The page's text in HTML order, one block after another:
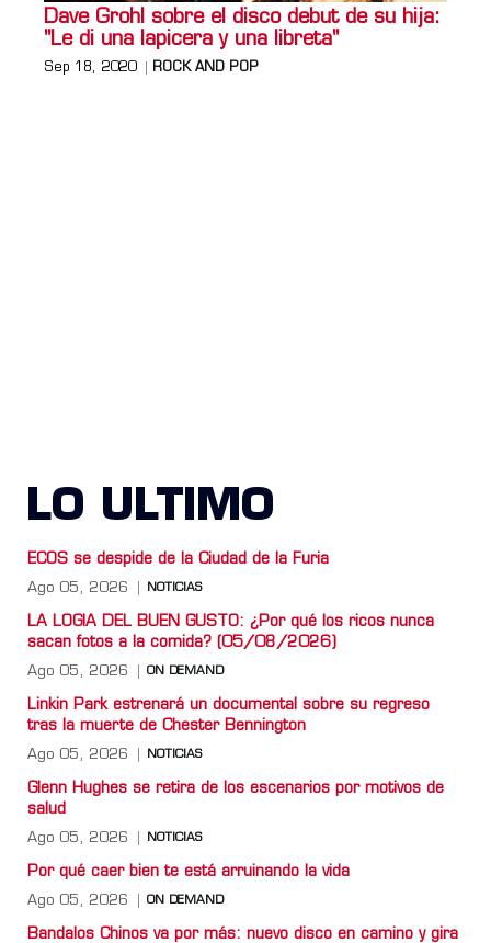
Dave Grohl sobre el disco debut de su hija:
"Le di una lapicera y una libreta"
Sep 18, 2020 ROCK AND POP
LO ULTIMO
ECOS se despide de la Ciudad de la Furia
Ago 05, 2026 NOTICIAS
LA LOGIA DEL BUEN GUSTO: ¿Por qué los ricos nunca
sacan fotos a la comida? (05/08/2026)
Ago 05, 2026 ON DEMAND
Linkin Park estrenará un documental sobre su regreso
tras la muerte de Chester Bennington
Ago 05, 2026 NOTICIAS
Glenn Hughes se retira de los escenarios por motivos de
salud
Ago 05, 2026 NOTICIAS
Por qué caer bien te está arruinando la vida
Ago 05, 2026 ON DEMAND
Bandalos Chinos va por más: nuevo disco en camino y gira